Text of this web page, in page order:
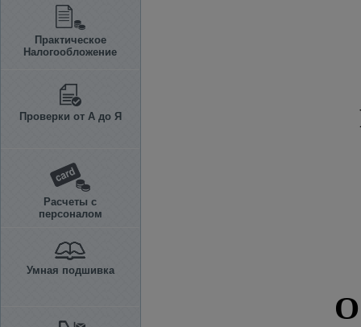
Практическое
Налогообложение
Проверки от А до Я
Расчеты с
персоналом
Умная подшивка